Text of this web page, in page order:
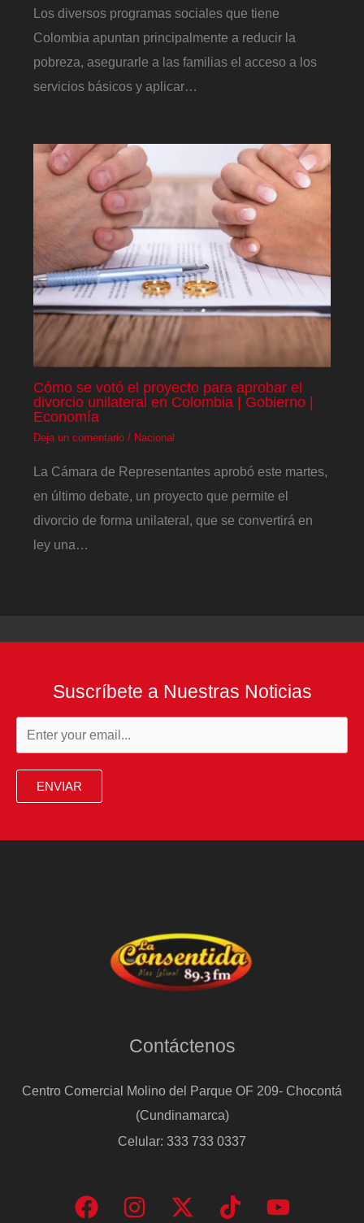
Los diversos programas sociales que tiene
Colombia apuntan principalmente a reducir la
pobreza, asegurarle a las familias el acceso a los
servicios básicos y aplicar…
Cómo se votó el proyecto para aprobar el
divorcio unilateral en Colombia | Gobierno |
Economía
Deja un comentario / Nacional
La Cámara de Representantes aprobó este martes,
en último debate, un proyecto que permite el
divorcio de forma unilateral, que se convertirá en
ley una…
Suscríbete a Nuestras Noticias
ENVIAR
Contáctenos
Centro Comercial Molino del Parque OF 209- Chocontá
(Cundinamarca)
Celular: 333 733 0337